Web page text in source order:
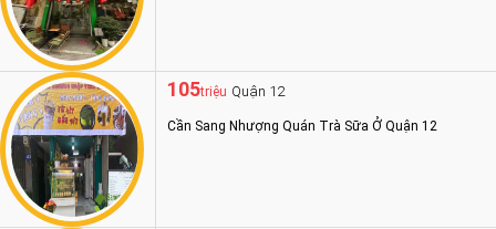
105triệu Quận 12
Cần Sang Nhượng Quán Trà Sữa Ở Quận 12